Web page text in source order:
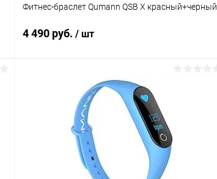
Фитнес-браслет Qumann QSB X красный+черный
4 490 руб. / шт
В корзину
К сравнению
В избранное В наличии